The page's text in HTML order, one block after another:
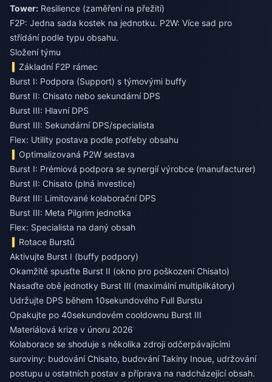
Tower: Resilience (zaměření na přežití)
F2P: Jedna sada kostek na jednotku. P2W: Více sad pro
střídání podle typu obsahu.
Složení týmu
Základní F2P rámec
Burst I: Podpora (Support) s týmovými buffy
Burst II: Chisato nebo sekundární DPS
Burst III: Hlavní DPS
Burst III: Sekundární DPS/specialista
Flex: Utility postava podle potřeby obsahu
Optimalizovaná P2W sestava
Burst I: Prémiová podpora se synergií výrobce (manufacturer)
Burst II: Chisato (plná investice)
Burst III: Limitované kolaborační DPS
Burst III: Meta Pilgrim jednotka
Flex: Specialista na daný obsah
Rotace Burstů
Aktivujte Burst I (buffy podpory)
Okamžitě spusťte Burst II (okno pro poškození Chisato)
Nasaďte obě jednotky Burst III (maximální multiplikátory)
Udržujte DPS během 10sekundového Full Burstu
Opakujte po 40sekundovém cooldownu Burst III
Materiálová krize v únoru 2026
Kolaborace se shoduje s několika zdroji odčerpávajícími
suroviny: budování Chisato, budování Takiny Inoue, udržování
postupu u ostatních postav a příprava na nadcházející obsah.